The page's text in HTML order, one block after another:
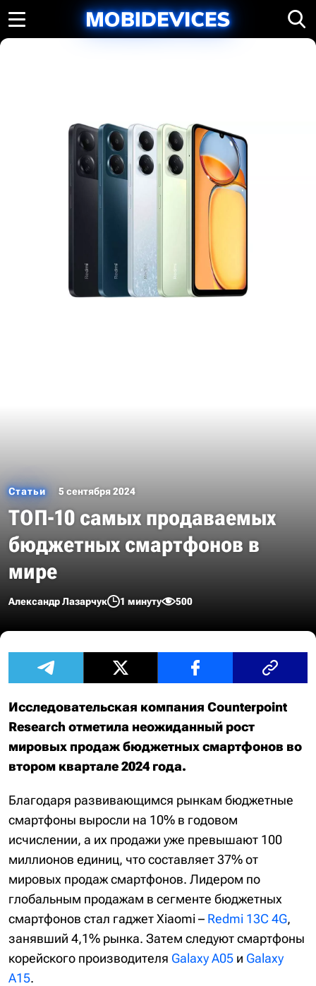
Статьи 5 сентября 2024
ТОП-10 самых продаваемых
бюджетных смартфонов в
мире
Александр Лазарчук 1 минуту 500
Исследовательская компания Counterpoint
Research отметила неожиданный рост
мировых продаж бюджетных смартфонов во
втором квартале 2024 года.
Благодаря развивающимся рынкам бюджетные
смартфоны выросли на 10% в годовом
исчислении, а их продажи уже превышают 100
миллионов единиц, что составляет 37% от
мировых продаж смартфонов. Лидером по
глобальным продажам в сегменте бюджетных
смартфонов стал гаджет Xiaomi – Redmi 13C 4G,
занявший 4,1% рынка. Затем следуют смартфоны
корейского производителя Galaxy A05 и Galaxy
A15.